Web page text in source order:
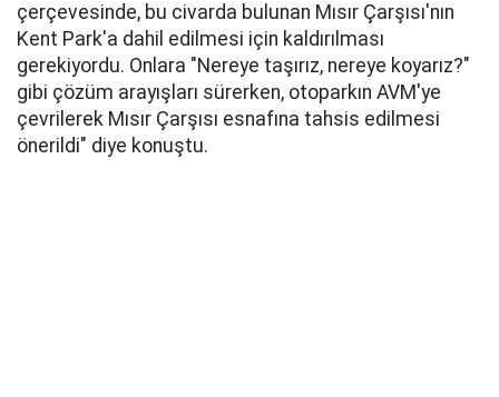
çerçevesinde, bu civarda bulunan Mısır Çarşısı'nın
Kent Park'a dahil edilmesi için kaldırılması
gerekiyordu. Onlara "Nereye taşırız, nereye koyarız?"
gibi çözüm arayışları sürerken, otoparkın AVM'ye
çevrilerek Mısır Çarşısı esnafına tahsis edilmesi
önerildi" diye konuştu.